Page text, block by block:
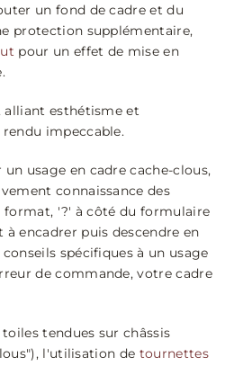
un fond de cadre et du
protection supplémentaire,
pour un effet de mise en
alliant esthétisme et
impeccable.
un usage en cadre cache-clous,
connaissance des
format, '?' à côté du formulaire
encadrer puis descendre en
spécifiques à un usage
de commande, votre cadre
tendues sur châssis
l'utilisation de tournettes